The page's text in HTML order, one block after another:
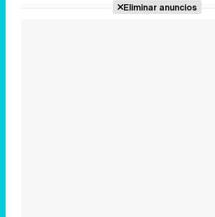
Eliminar anuncios